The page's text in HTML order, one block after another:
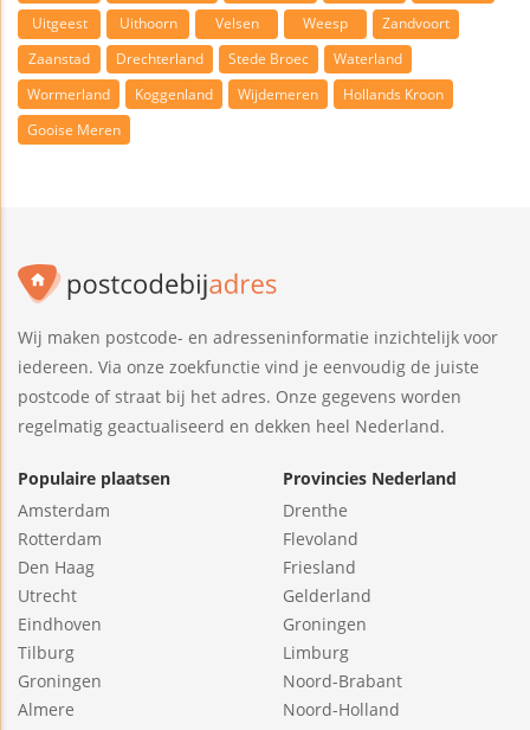
Uitgeest
Uithoorn Velsen Weesp
Zandvoort
Zaanstad
Drechterland Stede Broec
Waterland
Wormerland
Koggenland Wijdemeren
Hollands Kroon
Gooise Meren
Wij maken postcode- en adresseninformatie inzichtelijk voor
iedereen. Via onze zoekfunctie vind je eenvoudig de juiste
postcode of straat bij het adres. Onze gegevens worden
regelmatig geactualiseerd en dekken heel Nederland.
Populaire plaatsen
Amsterdam
Rotterdam
Den Haag
Utrecht
Eindhoven
Tilburg
Groningen
Almere
Provincies Nederland
Drenthe
Flevoland
Friesland
Gelderland
Groningen
Limburg
Noord-Brabant
Noord-Holland